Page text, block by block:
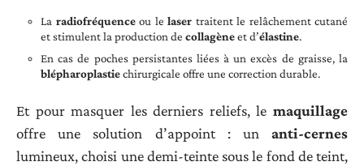
La radiofréquenceou le laser traitent le relâchement cutané
et stimulent la production de collagèneet d’élastine.
En cas de poches persistantes liées à un excès de graisse, la
blépharoplastiechirurgicale offre une correction durable.
Et pour masquer les derniers reliefs, le maquillage
offre une solution d’appoint : un anti-cernes
lumineux, choisi une demi-teinte sous le fond de teint,